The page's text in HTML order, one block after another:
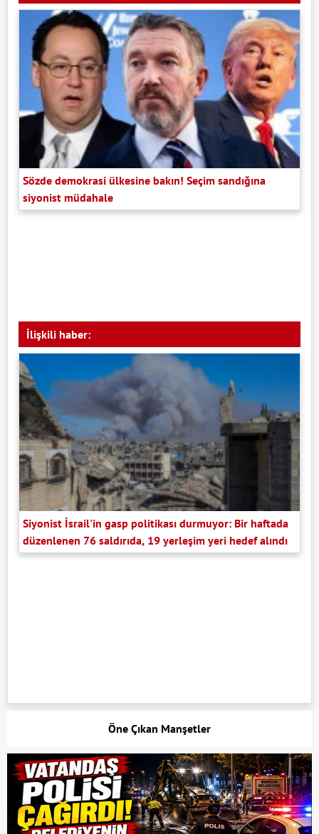
Sözde demokrasi ülkesine bakın! Seçim sandığına
siyonist müdahale
İlişkili haber:
Siyonist İsrail'in gasp politikası durmuyor: Bir haftada
düzenlenen 76 saldırıda, 19 yerleşim yeri hedef alındı
Öne Çıkan Manşetler